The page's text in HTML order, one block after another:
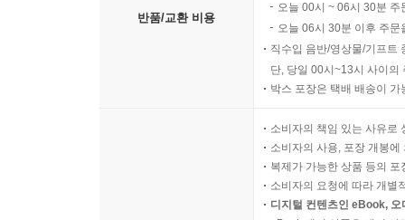
반품/교환 비용
오늘 00시 ~ 06시 30분
오늘 06시 30분 이후 주
직수입 음반/영상물/기프트
단, 당일 00시~13시 사이의
박스 포장은 택배 배송이
소비자의 책임 있는 사유로
소비자의 사용, 포장 개봉
복제가 가능한 상품 등의
소비자의 요청에 따라 개별
디지털 컨텐츠인 eBook,